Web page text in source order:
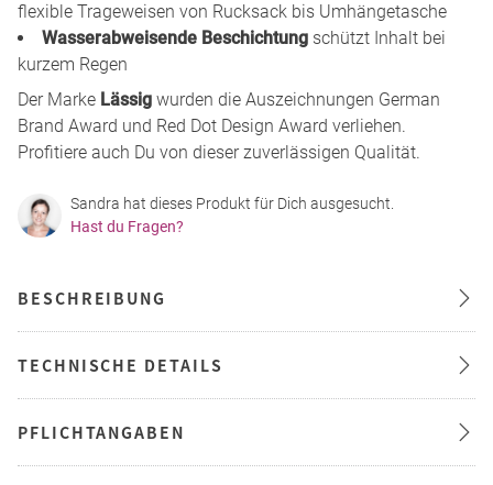
flexible Trageweisen von Rucksack bis Umhängetasche
Wasserabweisende Beschichtung schützt Inhalt bei
kurzem Regen
Der Marke Lässig wurden die Auszeichnungen German
Brand Award und Red Dot Design Award verliehen.
Profitiere auch Du von dieser zuverlässigen Qualität.
Sandra hat dieses Produkt für Dich ausgesucht.
Hast du Fragen?
BESCHREIBUNG
TECHNISCHE DETAILS
PFLICHTANGABEN